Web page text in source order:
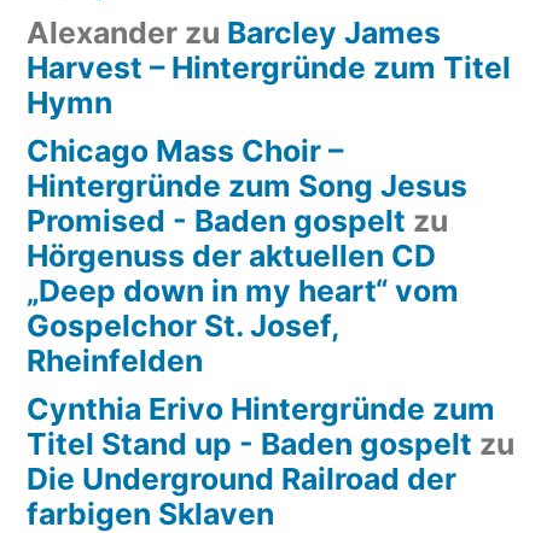
Alexander zu Barcley James
Harvest – Hintergründe zum Titel
Hymn
Chicago Mass Choir –
Hintergründe zum Song Jesus
Promised - Baden gospelt zu
Hörgenuss der aktuellen CD
„Deep down in my heart“ vom
Gospelchor St. Josef,
Rheinfelden
Cynthia Erivo Hintergründe zum
Titel Stand up - Baden gospelt zu
Die Underground Railroad der
farbigen Sklaven